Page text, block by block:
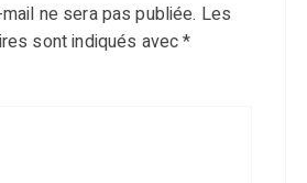
ne sera pas publiée. Les
sont indiqués avec*